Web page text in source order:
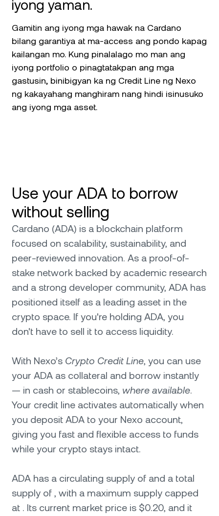
iyong yaman.
Gamitin ang iyong mga hawak na Cardano
bilang garantiya at ma-access ang pondo kapag
kailangan mo. Kung pinalalago mo man ang
iyong portfolio o pinagtatakpan ang mga
gastusin, binibigyan ka ng Credit Line ng Nexo
ng kakayahang manghiram nang hindi isinusuko
ang iyong mga asset.
Use your ADA to borrow
without selling
Cardano (ADA) is a blockchain platform
focused on scalability, sustainability, and
peer-reviewed innovation. As a proof-of-
stake network backed by academic research
and a strong developer community, ADA has
positioned itself as a leading asset in the
crypto space. If you're holding ADA, you
don't have to sell it to access liquidity.
With Nexo’s Crypto Credit Line, you can use
your ADA as collateral and borrow instantly
— in cash or stablecoins, where available.
Your credit line activates automatically when
you deposit ADA to your Nexo account,
giving you fast and flexible access to funds
while your crypto stays intact.
ADA has a circulating supply of and a total
supply of , with a maximum supply capped
at . Its current market price is $0.20, and it